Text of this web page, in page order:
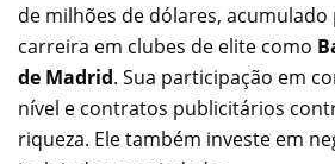
de milhões de dólares,
carreira em clubes de elite como
de Madrid. Sua participação em
nível e contratos publicitários
riqueza. Ele também investe em